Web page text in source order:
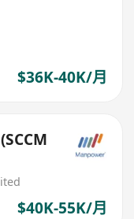
$36K-40K/月
$40K-55K/月